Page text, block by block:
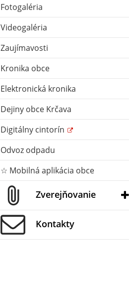
Fotogaléria
Videogaléria
Zaujímavosti
Kronika obce
Elektronická kronika
Dejiny obce Krčava
Digitálny cintorín
Odvoz odpadu
☆ Mobilná aplikácia obce
Zverejňovanie
Kontakty